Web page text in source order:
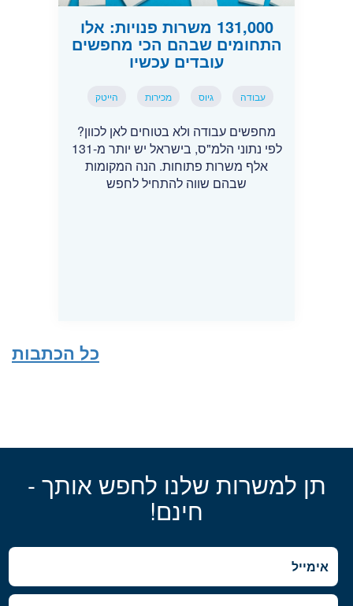
131,000 משרות פנויות: אלו
התחומים שבהם הכי מחפשים
עובדים עכשיו
עבודה גיוס מכירות הייטק
מחפשים עבודה ולא בטוחים לאן לכוון?
לפי נתוני הלמ"ס, בישראל יש יותר מ-131
אלף משרות פתוחות. הנה המקומות
שבהם שווה להתחיל לחפש
כל הכתבות
תן למשרות שלנו לחפש אותך -
חינם!